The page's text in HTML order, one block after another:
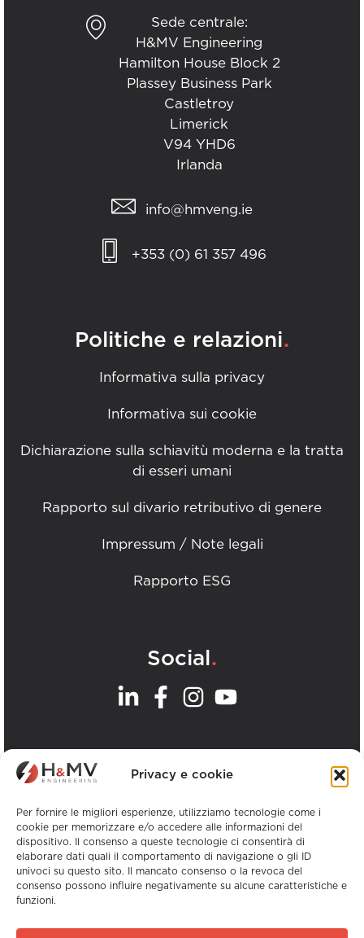
Privacy e cookie
Per fornire le migliori esperienze, utilizziamo tecnologie come i
cookie per memorizzare e/o accedere alle informazioni del
dispositivo. Il consenso a queste tecnologie ci consentirà di
elaborare dati quali il comportamento di navigazione o gli ID
univoci su questo sito. Il mancato consenso o la revoca del
consenso possono influire negativamente su alcune caratteristiche e
funzioni.
Sede centrale:
H&MV Engineering
Hamilton House Block 2
Plassey Business Park
Castletroy
Limerick
V94 YHD6
Irlanda
info@hmveng.ie
+353 (0) 61 357 496
Politiche e relazioni.
Informativa sulla privacy
Informativa sui cookie
Dichiarazione sulla schiavitù moderna e la tratta
di esseri umani
Rapporto sul divario retributivo di genere
Impressum / Note legali
Rapporto ESG
Social .
I nostri uffici .
Copyright © H&MV Engineering. Tutti i diritti